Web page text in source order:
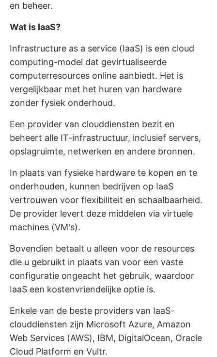
en beheer.
Wat is IaaS?
Infrastructure as a service (IaaS) is een cloud
computing-model dat gevirtualiseerde
computerresources online aanbiedt. Het is
vergelijkbaar met het huren van hardware
zonder fysiek onderhoud.
Een provider van clouddiensten bezit en
beheert alle IT-infrastructuur, inclusief servers,
opslagruimte, netwerken en andere bronnen.
In plaats van fysieke hardware te kopen en te
onderhouden, kunnen bedrijven op IaaS
vertrouwen voor flexibiliteit en schaalbaarheid.
De provider levert deze middelen via virtuele
machines (VM's).
Bovendien betaalt u alleen voor de resources
die u gebruikt in plaats van voor een vaste
configuratie ongeacht het gebruik, waardoor
IaaS een kostenvriendelijke optie is.
Enkele van de beste providers van IaaS-
clouddiensten zijn Microsoft Azure, Amazon
Web Services (AWS), IBM, DigitalOcean, Oracle
Cloud Platform en Vultr.